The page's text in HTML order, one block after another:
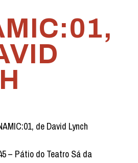
de David Lynch
– Pátio do Teatro Sá da